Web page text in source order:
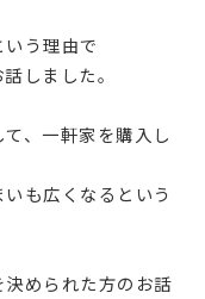
う理由で
しました。
、一軒家を購入し
も広くなるという
められた方のお話